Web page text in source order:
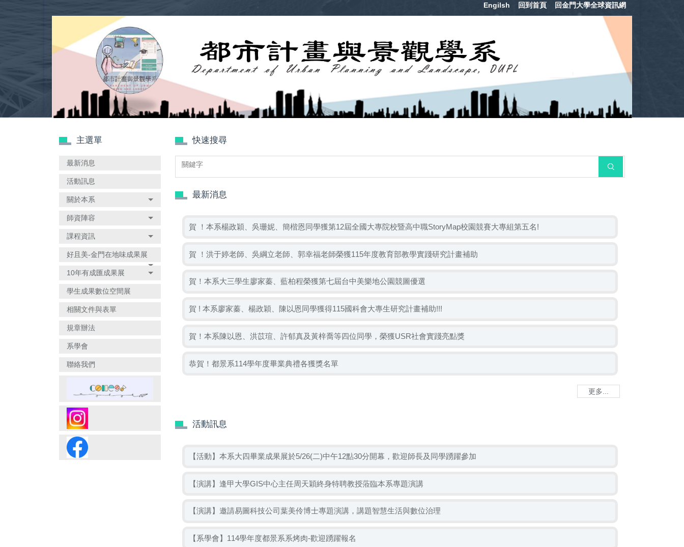
Engilsh 回到首頁 回金門大學全球資訊網
主選單
最新消息
活動訊息
關於本系
師資陣容
課程資訊
好且美-金門在地味成果展
10年有成匯成果展
學生成果數位空間展
相關文件與表單
規章辦法
系學會
聯絡我們
快速搜尋
搜尋
最新消息
賀 ！本系楊政穎、吳珊妮、簡楷恩同學獲第12屆全國大專院校暨高中職StoryMap校園競賽大專組第五名!
賀 ！洪于婷老師、吳綱立老師、郭幸福老師榮獲115年度教育部教學實踐研究計畫補助
賀！本系大三學生廖家蓁、藍柏程榮獲第七屆台中美樂地公園競圖優選
賀 ! 本系廖家蓁、楊政穎、陳以恩同學獲得115國科會大專生研究計畫補助!!!
賀！本系陳以恩、洪苡瑄、許郁真及黃梓喬等四位同學，榮獲USR社會實踐亮點獎
恭賀！都景系114學年度畢業典禮各獲獎名單
更多...
活動訊息
【活動】本系大四畢業成果展於5/26(二)中午12點30分開幕，歡迎師長及同學踴躍參加
【演講】逢甲大學GIS中心主任周天穎終身特聘教授蒞臨本系專題演講
【演講】邀請易圖科技公司葉美伶博士專題演講，講題智慧生活與數位治理
【系學會】114學年度都景系系烤肉-歡迎踴躍報名